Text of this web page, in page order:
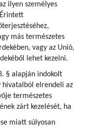
ilyen személyes
más természetes
vagy az Unió,
lehet kezelni.
§ alapján indokolt
hivatalból elrendeli az
természetes
zárt kezelését, ha
miatt súlyosan